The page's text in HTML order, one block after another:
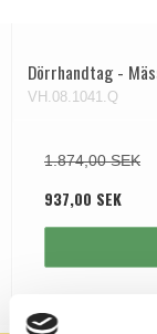
Dörrhandtag -
VH.08.1041.Q
1.874,00 SEK
937,00 SEK